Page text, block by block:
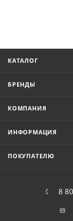
КАТАЛОГ
БРЕНДЫ
КОМПАНИЯ
ИНФОРМАЦИЯ
ПОКУПАТЕЛЮ
8